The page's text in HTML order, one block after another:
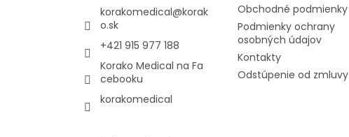
korakomedical@korak
o.sk
+421 915 977 188
Korako Medical na Fa
cebooku
korakomedical
Obchodné podmienky
Podmienky ochrany
osobných údajov
Kontakty
Odstúpenie od zmluvy